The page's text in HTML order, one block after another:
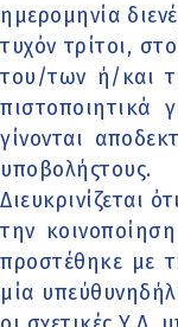
ημερομηνία
τυχόν τρίτοι,
του/των ή/και
πιστοποιητικά
γίνονται
υποβολήςτους.
Διευκρινίζεται
την
προστέθηκε με
μία